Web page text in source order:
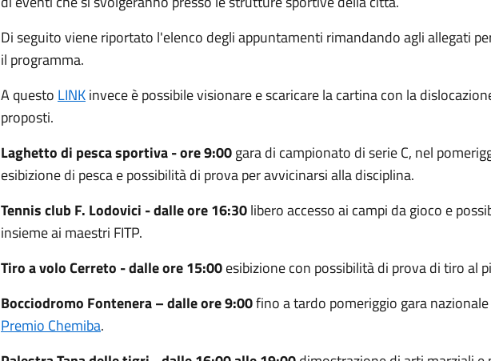
Di seguito viene riportato l'elenco degli appuntamenti rimandando agli allegati
il programma.
A questo LINKinvece è possibile visionare e scaricare la cartina con la
proposti.
Laghetto di pesca sportiva - ore 9:00gara di campionato di serie C, nel
esibizione di pesca e possibilità di prova per avvicinarsi alla disciplina.
Tennis club F. Lodovici - dalle ore 16:30libero accesso ai campi da gioco e
insieme ai maestri FITP.
Tiro a volo Cerreto - dalle ore 15:00esibizione con possibilità di prova di tiro al
Bocciodromo Fontenera – dalle ore 9:00fino a tardo pomeriggio gara nazionale
Premio Chemiba.